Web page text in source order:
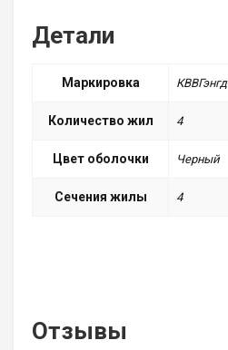
Детали
Маркировка КВВГэнгд
Количество жил 4
Цвет оболочки Черный
Сечения жилы 4
Отзывы